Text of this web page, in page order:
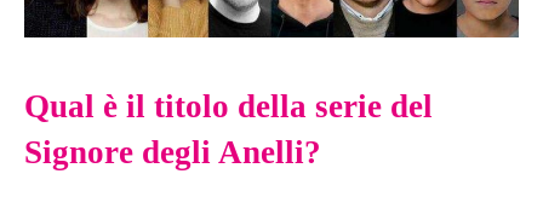
Qual è il titolo della serie del
Signore degli Anelli?